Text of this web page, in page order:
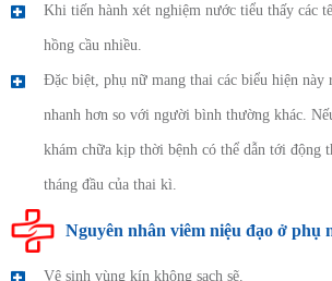
Khi tiến hành xét nghiệm nước tiểu thấy các
hồng cầu nhiều.
Đặc biệt, phụ nữ mang thai các biểu hiện này
nhanh hơn so với người bình thường khác.
khám chữa kịp thời bệnh có thể dẫn tới động
tháng đầu của thai kì.
Nguyên nhân viêm niệu đạo ở phụ
Vệ sinh vùng kín không sạch sẽ.